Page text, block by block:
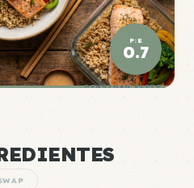
P:E
0.7
DENSIDAD ÉLITE